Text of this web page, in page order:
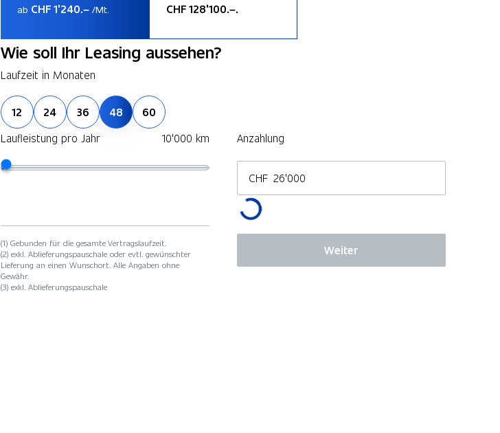
ab CHF 1'240.–/Mt.
CHF 128'100.–.
Wie soll Ihr Leasing aussehen?
Laufzeit in Monaten
12 24 36 48
60
Laufleistung pro Jahr
10'000 km Anzahlung
CHF
(1) Gebunden für die gesamte Vertragslaufzeit.
(2) exkl. Ablieferungspauschale oder evtl. gewünschter
Lieferung an einen Wunschort. Alle Angaben ohne
Gewähr.
(3) exkl. Ablieferungspauschale
Weiter